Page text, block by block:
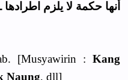
أنها حكمة لا يلزم اطرادها
[Musyawirin : Kang
Naung, dll]